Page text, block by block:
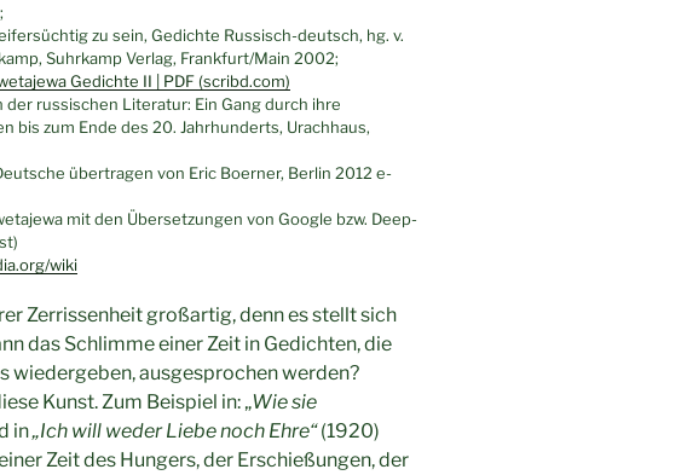
zu sein, Gedichte Russisch-deutsch, hg. v.
Suhrkamp Verlag, Frankfurt/Main 2002;
Gedichte II | PDF (scribd.com)
der russischen Literatur: Ein Gang durch ihre
bis zum Ende des 20. Jahrhunderts, Urachhaus,
übertragen von Eric Boerner, Berlin 2012 e-
mit den Übersetzungen von Google bzw. Deep-
wiki
Zerrissenheit großartig, denn es stellt sich
das Schlimme einer Zeit in Gedichten, die
wiedergeben, ausgesprochen werden?
Kunst. Zum Beispiel in: „Wie sie
in„Ich will weder Liebe noch Ehre“(1920)
Zeit des Hungers, der Erschießungen, der